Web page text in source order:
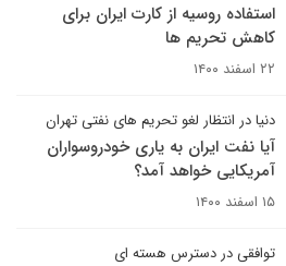
استفاده روسیه از کارت ایران برای
کاهش تحریم ها
۲۲ اسفند ۱۴۰۰
دنیا در انتظار لغو تحریم های نفتی تهران
آیا نفت ایران به یاری خودروسواران
آمریکایی خواهد آمد؟
۱۵ اسفند ۱۴۰۰
توافقی در دسترس هسته ای